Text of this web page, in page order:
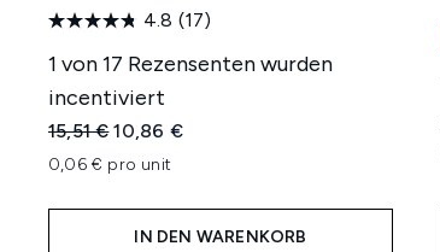
4.8 (17)
1 von 17 Rezensenten wurden
incentiviert
Unverbindliche Preisempfehlung:
15,51 €Aktueller Preis:
10,86 €
0,06 € pro unit
IN DEN WARENKORB